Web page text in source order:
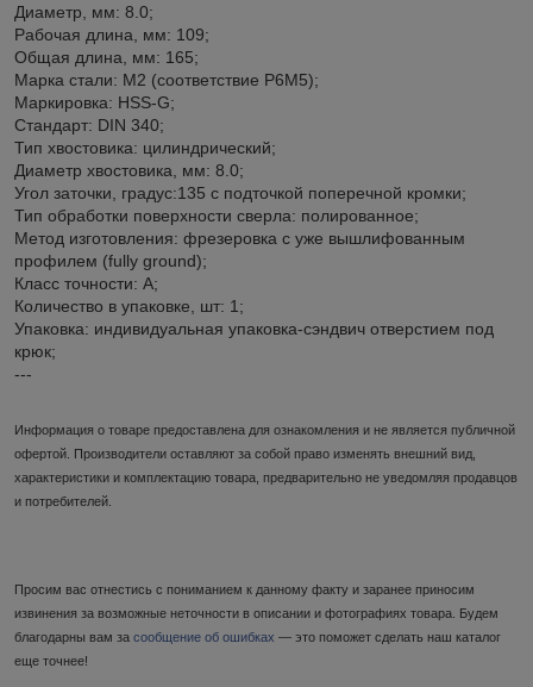
Диаметр, мм: 8.0;
Рабочая длина, мм: 109;
Общая длина, мм: 165;
Марка стали: М2 (соответствие Р6М5);
Маркировка: HSS-G;
Стандарт: DIN 340;
Тип хвостовика: цилиндрический;
Диаметр хвостовика, мм: 8.0;
Угол заточки, градус:135 с подточкой поперечной кромки;
Тип обработки поверхности сверла: полированное;
Метод изготовления: фрезеровка c уже вышлифованным
профилем (fully ground);
Класс точности: А;
Количество в упаковке, шт: 1;
Упаковка: индивидуальная упаковка-сэндвич отверстием под
крюк;
---
Информация о товаре предоставлена для ознакомления и не является публичной
офертой. Производители оставляют за собой право изменять внешний вид,
характеристики и комплектацию товара, предварительно не уведомляя продавцов
и потребителей.
Просим вас отнестись с пониманием к данному факту и заранее приносим
извинения за возможные неточности в описании и фотографиях товара. Будем
благодарны вам за сообщение об ошибках — это поможет сделать наш каталог
еще точнее!